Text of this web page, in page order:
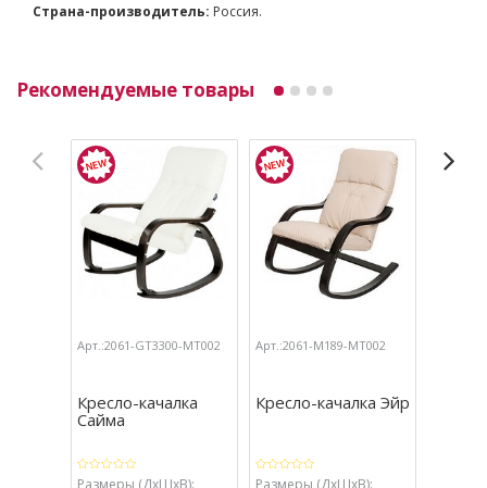
Страна-производитель: Россия.
Рекомендуемые товары
Арт.:2061-GT3300-МТ002
Кресло-качалка
Сайма
Размеры (ДхШхВ):
Арт.:2061-М189-МТ002
Кресло-качалка Эйр
Размеры (ДхШхВ):